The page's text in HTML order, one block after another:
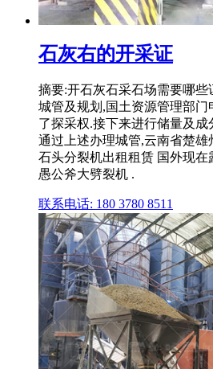
石灰右的开采证
摘要:开石灰石采石场需要哪些
城管及规划,国土资源管理部
了探采权.接下来进行储量及
通过上述办理城管,云南省楚
石头分裂机出租租赁 国外现在
愚公斧大劈裂机 .
联系电话: 180 3780 8511